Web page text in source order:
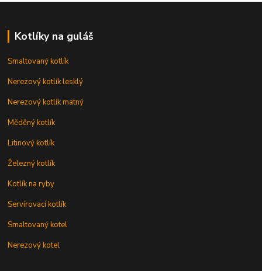
Kotlíky na guláš
Smaltovaný kotlík
Nerezový kotlík lesklý
Nerezový kotlík matný
Měděný kotlík
Litinový kotlík
Železný kotlík
Kotlík na ryby
Servírovací kotlík
Smaltovaný kotel
Nerezový kotel